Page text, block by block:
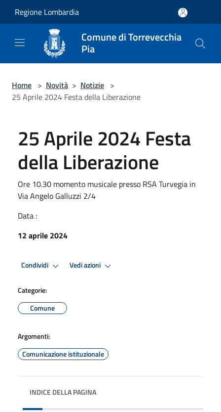
Regione Lombardia
Comune di Torrevecchia
Pia
Home > Novità > Notizie >
25 Aprile 2024 Festa della Liberazione
25 Aprile 2024 Festa
della Liberazione
Ore 10.30 momento musicale presso RSA Turvegia in
Via Angelo Galluzzi 2/4
Data :
12 aprile 2024
Condividi Vedi azioni
Categorie:
Comune
Argomenti:
Comunicazione istituzionale
INDICE DELLA PAGINA